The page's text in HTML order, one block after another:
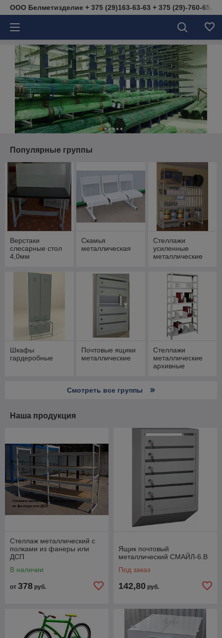
ООО Белметизделие + 375 (29)163-63-63 + 375 (29)-760-65-
Популярные группы
Верстаки
слесарные стол
4,0мм
Скамья
металлическая
Стеллажи
усиленные
металлические
зацепах (до 300
кг на
полку/1800кг на
стеллаж)
Шкафы
гардеробные
Почтовые ящики
металлические
Стеллажи
металлические
архивные
Смотреть все группы
Наша продукция
Стеллаж металлический с
полками из фанеры или
ДСП
В наличии
от 378 руб.
Ящик почтовый
металлический СМАЙЛ-6.В
Под заказ
142,80 руб.